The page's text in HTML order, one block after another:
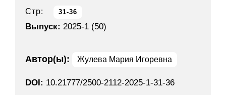
Стр: 31-36
Выпуск: 2025-1 (50)
Автор(ы): Жулева Мария Игоревна
DOI: 10.21777/2500-2112-2025-1-31-36